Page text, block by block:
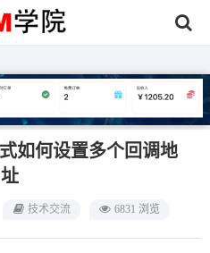
如何设置多个回调地
址
技术交流 6831 浏览